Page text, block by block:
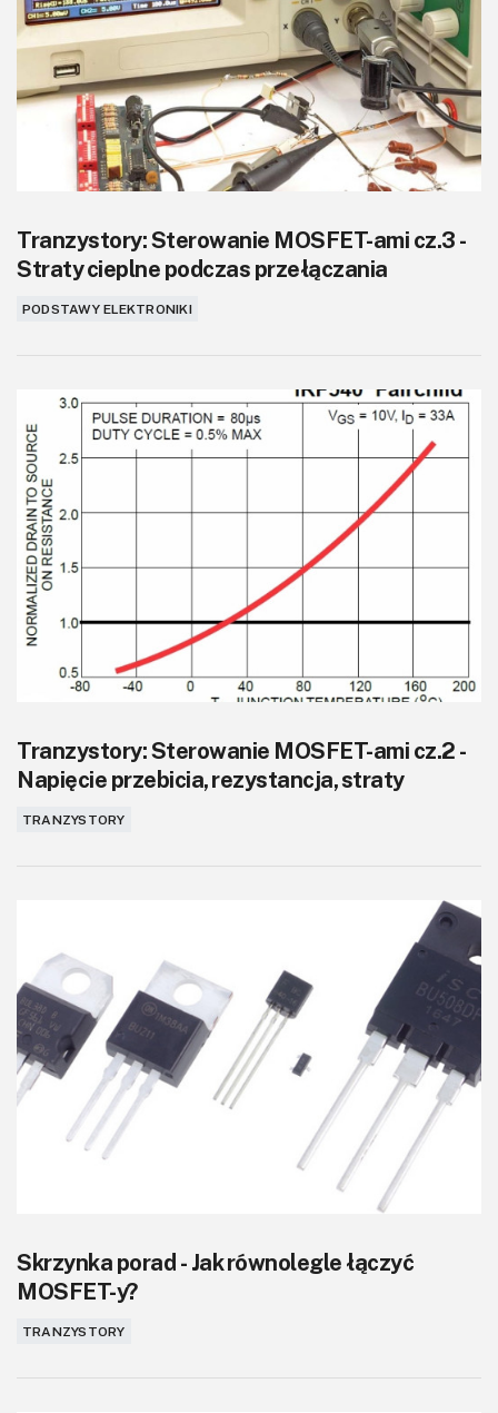
Kontakt
Newsletter
Magazyny
Do pobrania
Tranzystory: Sterowanie MOSFET-ami cz.3 -
Straty cieplne podczas przełączania
PODSTAWY ELEKTRONIKI
Tranzystory: Sterowanie MOSFET-ami cz.2 -
Napięcie przebicia, rezystancja, straty
TRANZYSTORY
Skrzynka porad - Jak równolegle łączyć
MOSFET-y?
TRANZYSTORY